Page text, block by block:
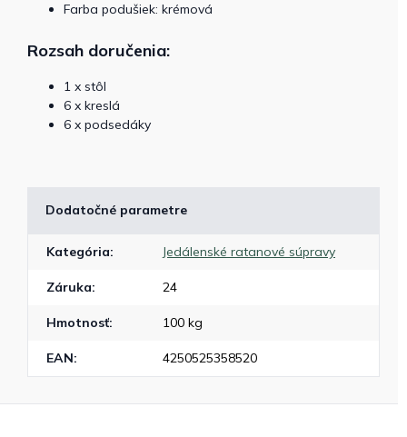
Farba podušiek: krémová
Rozsah doručenia:
1 x stôl
6 x kreslá
6 x podsedáky
Dodatočné parametre
Kategória: Jedálenské ratanové súpravy
Záruka: 24
Hmotnosť: 100 kg
EAN: 4250525358520